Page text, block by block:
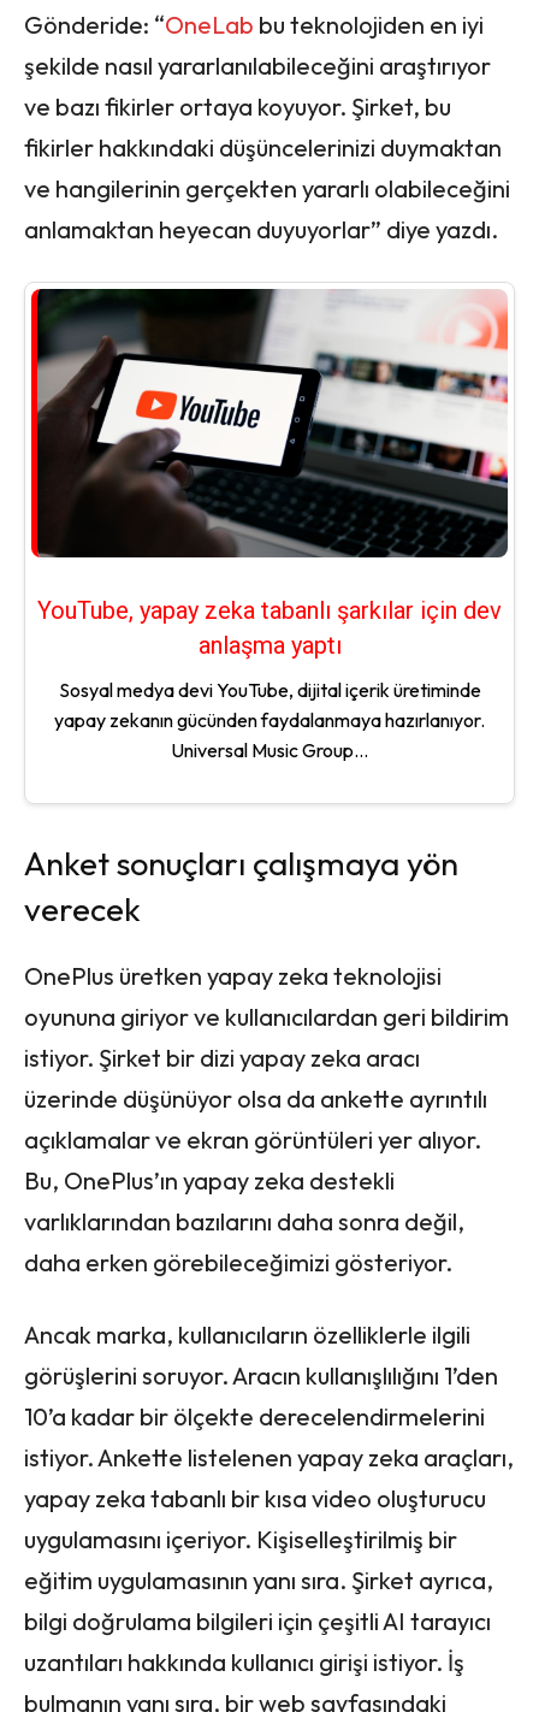
Gönderide: “OneLab bu teknolojiden en iyi
şekilde nasıl yararlanılabileceğini araştırıyor
ve bazı fikirler ortaya koyuyor. Şirket, bu
fikirler hakkındaki düşüncelerinizi duymaktan
ve hangilerinin gerçekten yararlı olabileceğini
anlamaktan heyecan duyuyorlar” diye yazdı.
YouTube, yapay zeka tabanlı şarkılar için dev
anlaşma yaptı
Sosyal medya devi YouTube, dijital içerik üretiminde
yapay zekanın gücünden faydalanmaya hazırlanıyor.
Universal Music Group...
Anket sonuçları çalışmaya yön
verecek
OnePlus üretken yapay zeka teknolojisi
oyununa giriyor ve kullanıcılardan geri bildirim
istiyor. Şirket bir dizi yapay zeka aracı
üzerinde düşünüyor olsa da ankette ayrıntılı
açıklamalar ve ekran görüntüleri yer alıyor.
Bu, OnePlus’ın yapay zeka destekli
varlıklarından bazılarını daha sonra değil,
daha erken görebileceğimizi gösteriyor.
Ancak marka, kullanıcıların özelliklerle ilgili
görüşlerini soruyor. Aracın kullanışlılığını 1’den
10’a kadar bir ölçekte derecelendirmelerini
istiyor. Ankette listelenen yapay zeka araçları,
yapay zeka tabanlı bir kısa video oluşturucu
uygulamasını içeriyor. Kişiselleştirilmiş bir
eğitim uygulamasının yanı sıra. Şirket ayrıca,
bilgi doğrulama bilgileri için çeşitli AI tarayıcı
uzantıları hakkında kullanıcı girişi istiyor. İş
bulmanın yanı sıra, bir web sayfasındaki